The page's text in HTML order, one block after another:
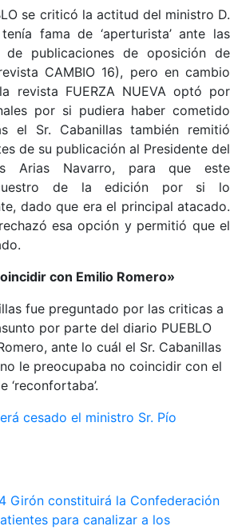
se criticó la actitud del ministro D.
fama de ‘aperturista’ ante las
publicaciones de oposición de
CAMBIO 16), pero en cambio
revista FUERZA NUEVA optó por
por si pudiera haber cometido
el Sr. Cabanillas también remitió
de su publicación al Presidente del
Arias Navarro, para que este
de la edición por si lo
dado que era el principal atacado.
esa opción y permitió que el
con Emilio Romero»
fue preguntado por las criticas a
por parte del diario PUEBLO
ante lo cuál el Sr. Cabanillas
le preocupaba no coincidir con el
‘reconfortaba’.
cesado el ministro Sr. Pío
Girón constituirá la Confederación
para canalizar a los